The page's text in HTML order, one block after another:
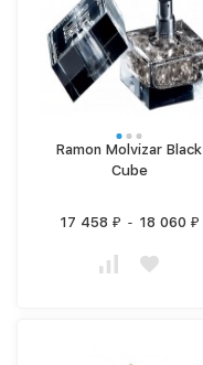
Ramon Molvizar Black
Cube
17 458 ₽ - 18 060 ₽